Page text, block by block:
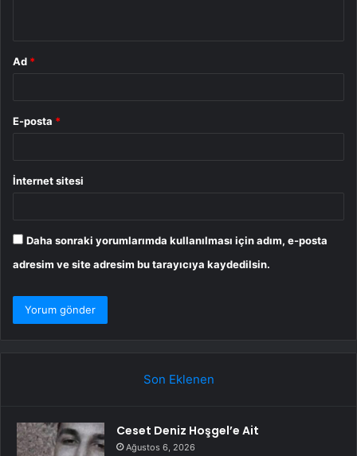
Ad *
E-posta *
İnternet sitesi
Daha sonraki yorumlarımda kullanılması için adım, e-posta
adresim ve site adresim bu tarayıcıya kaydedilsin.
Son Eklenen
Ceset Deniz Hoşgel’e Ait
Ağustos 6, 2026